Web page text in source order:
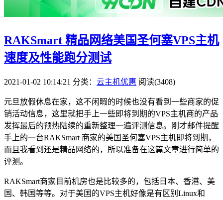
RAKSmart 精品网络美国圣何塞VPS主机
速度及性能跑分测试
2021-01-02 10:14:21 分类： 云主机优惠 阅读(3408)
元旦放假休息在家，这不闲暇的时候也没有看到一些商家的促
销活动信息，这里就把手上一些即将到期的VPS主机商的产品
发挥最后的预热陆续的重新整理一遍评测信息。刚才邮件提醒
手上的一台RAKSmart 商家的美国圣何塞VPS主机即将到期，
而且我看到还是精品网络的，所以准备在这篇文章进行简单的
评测。
RAKSmart商家目前机房也是比较多的，包括日本、香港、美
国、韩国等等。对于美国的VPS主机好像是有区别Linux和